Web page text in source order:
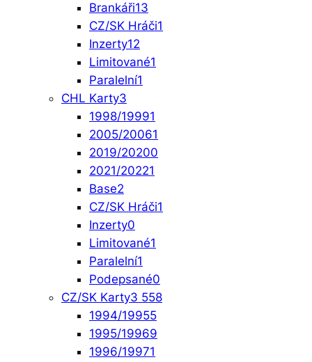
Brankáři13
CZ/SK Hráči1
Inzerty12
Limitované1
Paralelní1
CHL Karty3
1998/19991
2005/20061
2019/20200
2021/20221
Base2
CZ/SK Hráči1
Inzerty0
Limitované1
Paralelní1
Podepsané0
CZ/SK Karty3 558
1994/19955
1995/19969
1996/19971